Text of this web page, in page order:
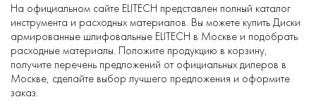
На официальном сайте ELITECH представлен полный каталог
инструмента и расходных материалов. Вы можете купить Диски
армированные шлифовальные ELITECH в Москве и подобрать
расходные материалы. Положите продукцию в корзину,
получите перечень предложений от официальных дилеров в
Москве, сделайте выбор лучшего предложения и оформите
заказ.